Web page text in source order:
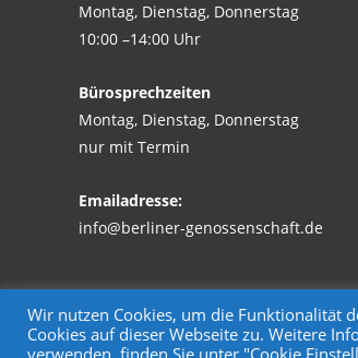
Montag, Dienstag, Donnerstag
10:00 –14:00 Uhr
Bürosprechzeiten
Montag, Dienstag, Donnerstag
nur mit Termin
Emailadresse:
info@berliner-genossenschaft.de
Copyright © Wohnungsgenossenschaft
Wir nutzen Cookies, um die Funktionalität
Cookies auf dieser Webseite zu. Weitere
verwenden, finden Sie unter "Cookie